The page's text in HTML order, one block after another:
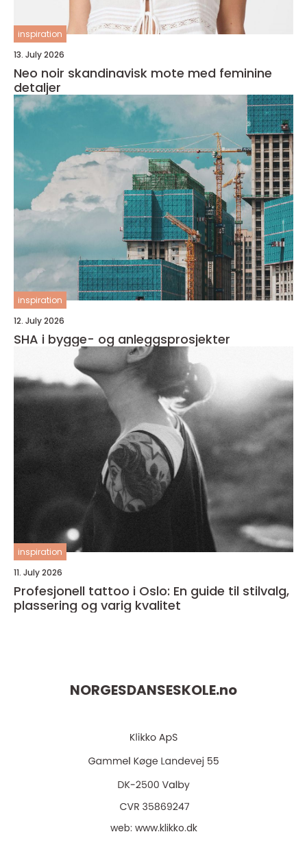
inspiration
13. July 2026
Neo noir skandinavisk mote med feminine
detaljer
inspiration
12. July 2026
SHA i bygge- og anleggsprosjekter
inspiration
11. July 2026
Profesjonell tattoo i Oslo: En guide til stilvalg,
plassering og varig kvalitet
NORGESDANSESKOLE.no
web: www.klikko.dk